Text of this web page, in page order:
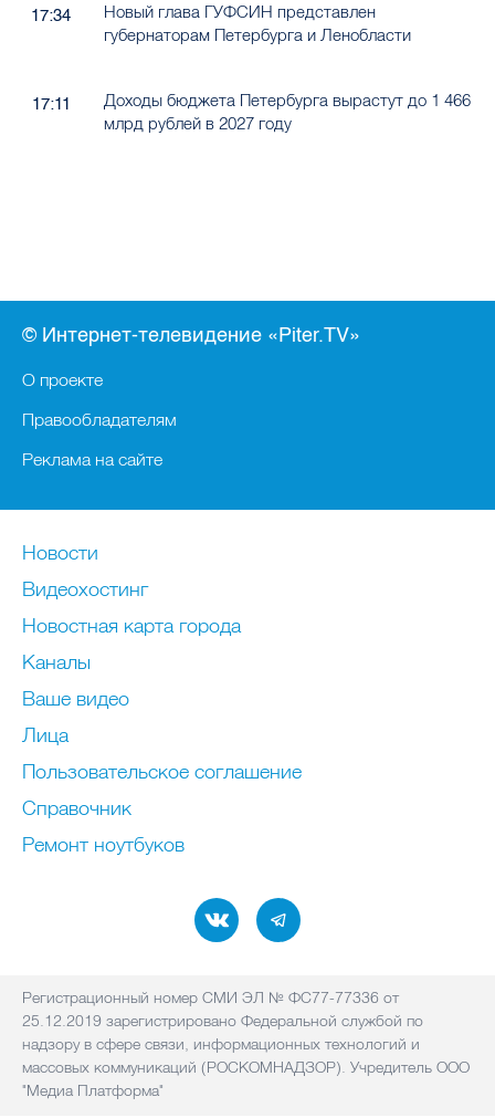
17:34
Новый глава ГУФСИН представлен
губернаторам Петербурга и Ленобласти
17:11
Доходы бюджета Петербурга вырастут до 1 466
млрд рублей в 2027 году
© Интернет-телевидение «Piter.TV»
О проекте
Правообладателям
Реклама на сайте
Новости
Видеохостинг
Новостная карта города
Каналы
Ваше видео
Лица
Пользовательское соглашение
Справочник
Ремонт нoутбуков
Регистрационный номер СМИ ЭЛ № ФС77-77336 от
25.12.2019 зарегистрировано Федеральной службой по
надзору в сфере связи, информационных технологий и
массовых коммуникаций (РОСКОМНАДЗОР). Учредитель ООО
"Медиа Платформа"